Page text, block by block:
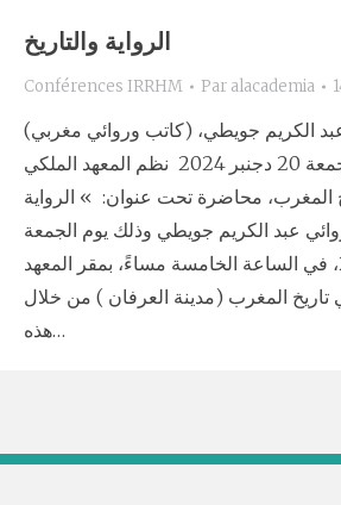
الرواية والتاريخ
Conférences IRRHM Par alacademia
الكريم جويطي، (كاتب وروائي مغربي)
الرواية والتاريخ الجمعة 20 دجنبر 2024 نظم المعهد الملكي
المغرب، محاضرة تحت عنوان: » الرواية
عبد الكريم جويطي وذلك يوم الجمعة
20 دجنبر 2024، في الساعة الخامسة مساءً، بمقر المعهد
المغرب (مدينة العرفان ) من خلال
هذه…